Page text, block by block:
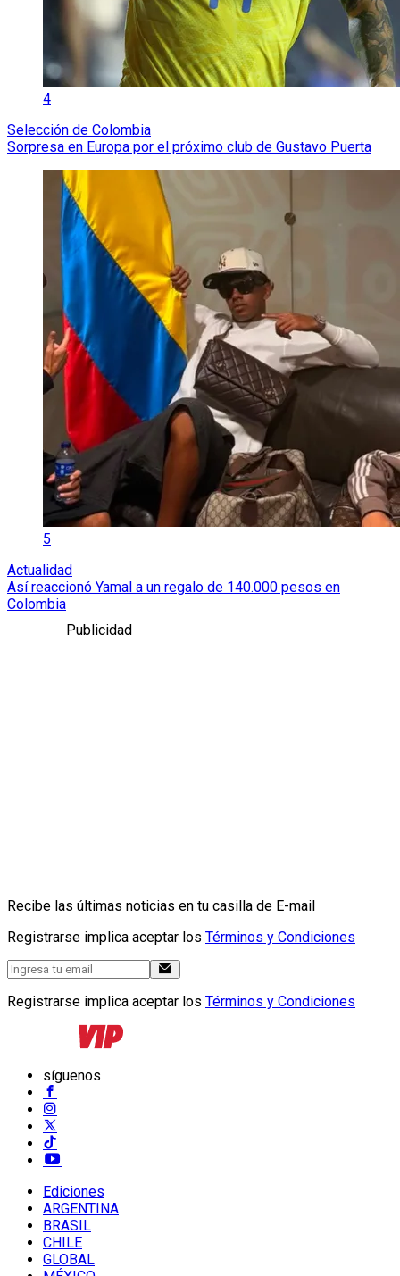
4
Selección de Colombia
Sorpresa en Europa por el próximo club de Gustavo Puerta
5
Actualidad
Así reaccionó Yamal a un regalo de 140.000 pesos en
Colombia
Publicidad
Recibe las últimas noticias en tu casilla de E-mail
Registrarse implica aceptar los Términos y Condiciones
Registrarse implica aceptar los Términos y Condiciones
síguenos
Ediciones
ARGENTINA
BRASIL
CHILE
GLOBAL